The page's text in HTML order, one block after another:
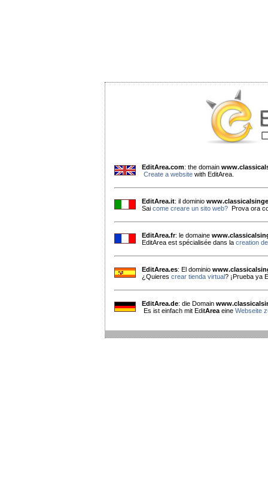
EditArea.com: the domain
Create a website with EditArea.
EditArea.it: il dominio
Sai come creare un sito web? Prova ora
EditArea.fr: le domaine
EditArea est spécialisée dans la creation
EditArea.es: El dominio
¿Quieres crear tienda virtual? ¡Prueba ya
EditArea.de: die Domain
Es ist einfach mit EditArea eine Webseite